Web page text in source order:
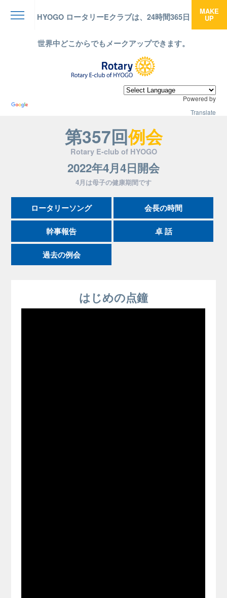
HYOGO ロータリーEクラブは、24時間365日
世界中どこからでもメークアップできます。
MAKE
UP
Powered by
Translate
第357回例会
Rotary E-club of HYOGO
2022年4月4日開会
4月は母子の健康期間です
ロータリーソング 会長の時間
幹事報告 卓 話
過去の例会
はじめの点鐘